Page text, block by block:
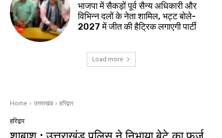
भाजपा में सैकड़ों पूर्व सैन्य अधिकारी और
विभिन्न दलों के नेता शामिल, भट्ट बोले-
2027 में जीत की हैट्रिक लगाएगी पार्टी
Load more